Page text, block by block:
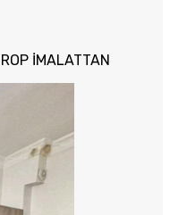
İMALATTAN